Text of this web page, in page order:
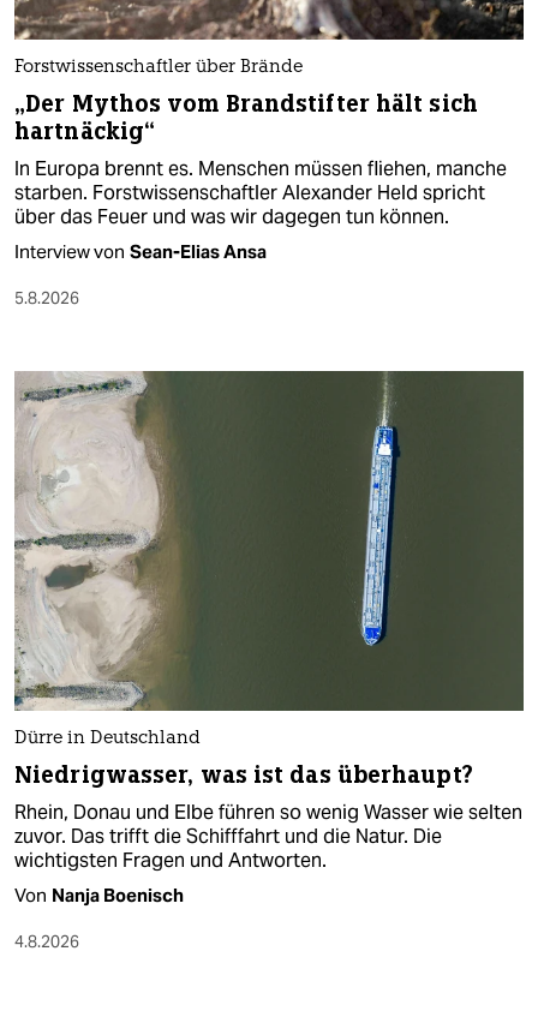
Forstwissenschaftler über Brände
„Der Mythos vom Brandstifter hält sich
hartnäckig“
In Europa brennt es. Menschen müssen fliehen, manche
starben. Forstwissenschaftler Alexander Held spricht
über das Feuer und was wir dagegen tun können.
Interview von Sean-Elias Ansa
5.8.2026
Dürre in Deutschland
Niedrigwasser, was ist das überhaupt?
Rhein, Donau und Elbe führen so wenig Wasser wie selten
zuvor. Das trifft die Schifffahrt und die Natur. Die
wichtigsten Fragen und Antworten.
Von Nanja Boenisch
4.8.2026